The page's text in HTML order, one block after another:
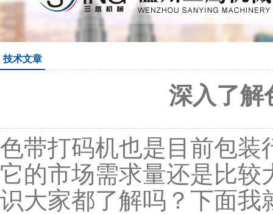
技术文章
深入了解
色带打码机也是目前包装
它的市场需求量还是比较
识大家都了解吗？下面我